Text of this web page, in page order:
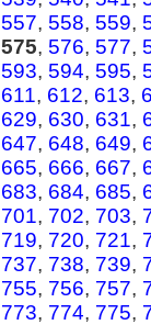
557, 558, 559,
575, 576, 577,
593, 594, 595,
611, 612, 613,
629, 630, 631,
647, 648, 649,
665, 666, 667,
683, 684, 685,
701, 702, 703,
719, 720, 721,
737, 738, 739,
755, 756, 757,
773, 774, 775,